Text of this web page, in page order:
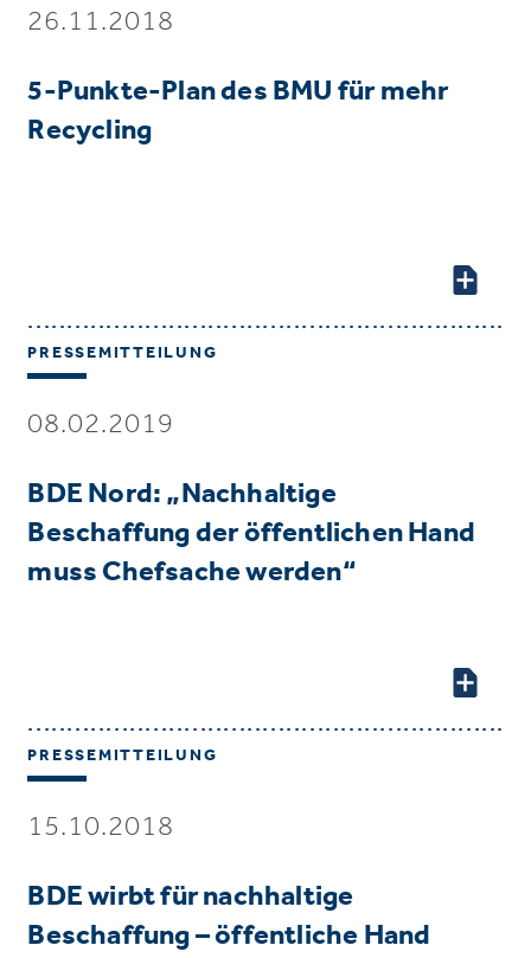
26.11.2018
5-Punkte-Plan des BMU für mehr
Recycling
PRESSEMITTEILUNG
08.02.2019
BDE Nord: „Nachhaltige
Beschaffung der öffentlichen Hand
muss Chefsache werden“
PRESSEMITTEILUNG
15.10.2018
BDE wirbt für nachhaltige
Beschaffung – öffentliche Hand